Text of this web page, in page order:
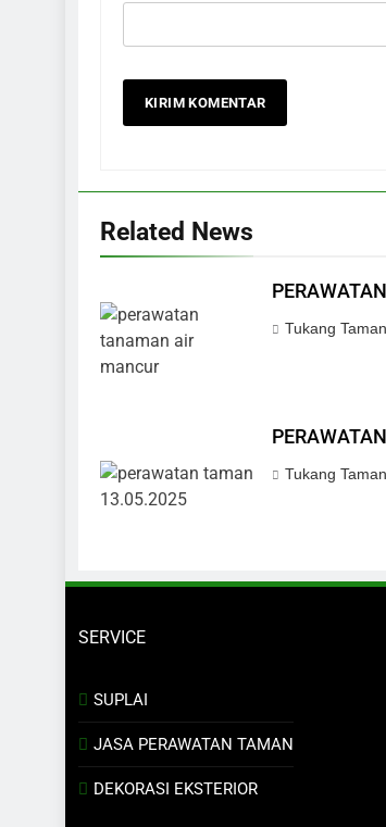
Related News
Tukang
Tukang
SERVICE
SUPLAI
JASA PERAWATAN TAMAN
DEKORASI EKSTERIOR